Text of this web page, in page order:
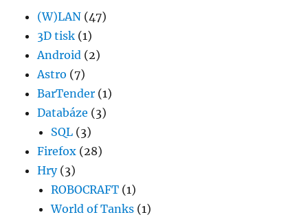
(W)LAN (47)
3D tisk (1)
Android (2)
Astro (7)
BarTender (1)
Databáze (3)
SQL (3)
Firefox (28)
Hry(3)
ROBOCRAFT (1)
World of Tanks (1)